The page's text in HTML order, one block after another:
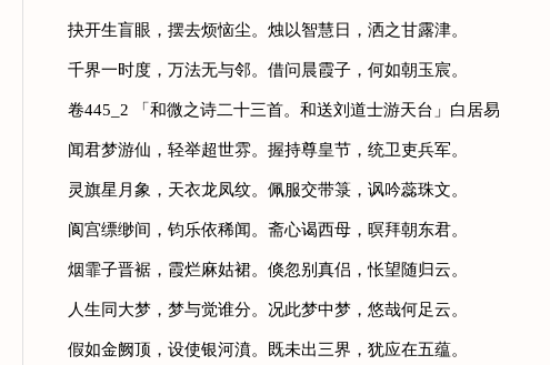
抉开生盲眼，摆去烦恼尘。烛以智慧日，洒之甘露津。
千界一时度，万法无与邻。借问晨霞子，何如朝玉宸。
卷445_2 「和微之诗二十三首。和送刘道士游天台」白居易
闻君梦游仙，轻举超世雰。握持尊皇节，统卫吏兵军。
灵旗星月象，天衣龙凤纹。佩服交带箓，讽吟蕊珠文。
阆宫缥缈间，钧乐依稀闻。斋心谒西母，暝拜朝东君。
烟霏子晋裾，霞烂麻姑裙。倏忽别真侣，怅望随归云。
人生同大梦，梦与觉谁分。况此梦中梦，悠哉何足云。
假如金阙顶，设使银河濆。既未出三界，犹应在五蕴。